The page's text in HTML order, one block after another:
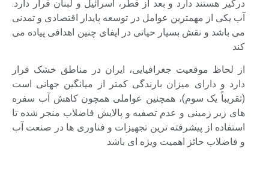
درگیر هستند دارد و بعد از قطر، اسرائیل و لبنان قرار دارد.
آب یکی از مهمترین عوامل در توسعه پایدار اقتصادی و تمدنی
می باشد و نقش بسیار حیاتی در ایفای چنین اهدافی پیاده می
کند
از لحاظ موقعیت جغرافیایی، ایران در مناطق خشک قرار
دارد و دارای میزان بارندگی کمتر از میانگین جهانی است
(تقریباً یک سوم)، همچنین عواملی همچون کاهش آب سفره
های زیر زمینی و عدم تصفیه و پالایش فاضلاب منجر شده تا
استفاده از پیشرفته ترین تجهیزات و فناوری ها در صنعت آب
و فاضلاب حائز اهمیت ویژه ای باشد